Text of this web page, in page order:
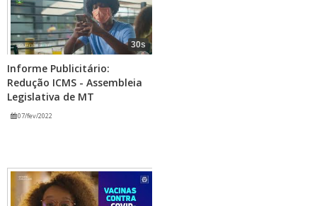
30s
Informe Publicitário:
Redução ICMS - Assembleia
Legislativa de MT
07/fev/2022